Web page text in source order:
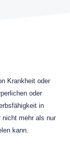
Krankheit oder
oder
in
nicht mehr als nur
kann.